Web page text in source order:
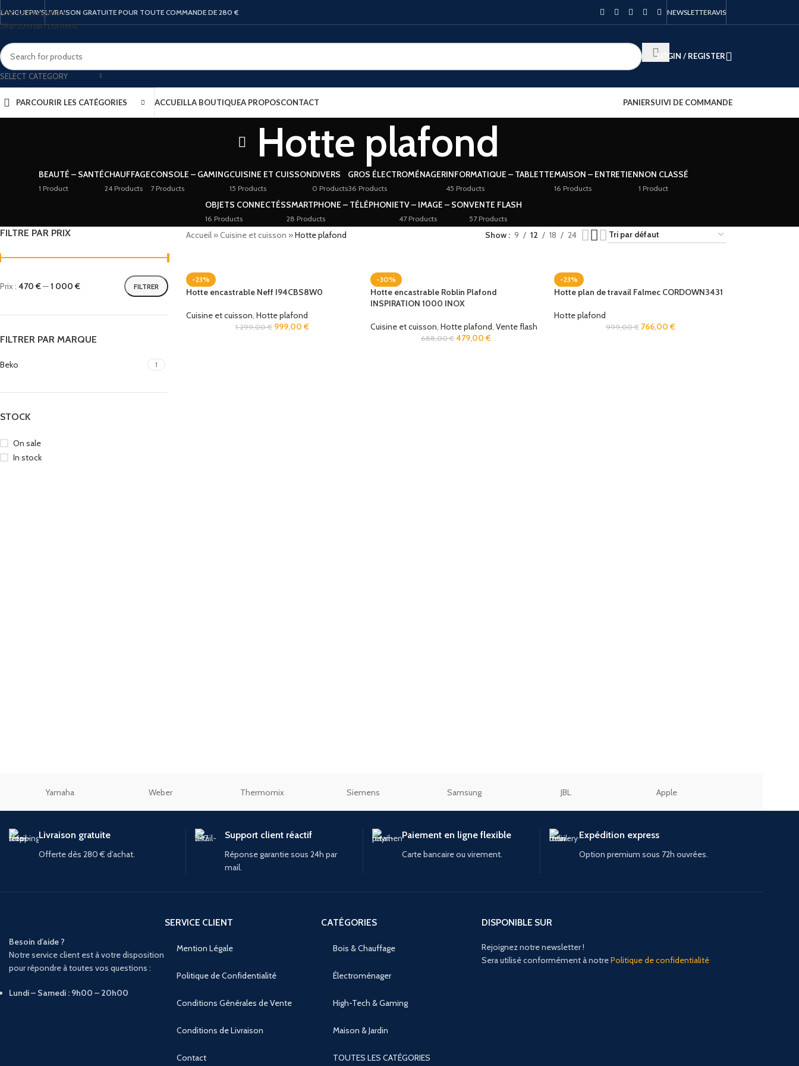
Skip to navigation
Skip to main content
LANGUEPAYSLIVRAISON GRATUITE POUR TOUTE COMMANDE DE 280 € NEWSLETTERAVIS
SELECT CATEGORY
LOGIN / REGISTER
PARCOURIR LES CATÉGORIES ACCUEILLA BOUTIQUEA PROPOSCONTACT PANIERSUIVI DE COMMANDE
Hotte plafond
BEAUTÉ – SANTÉ
1 Product
CHAUFFAGE
24 Products
CONSOLE – GAMING
7 Products
CUISINE ET CUISSON
15 Products
DIVERS
0 Products
GROS ÉLECTROMÉNAGER
36 Products
INFORMATIQUE – TABLETTE
45 Products
MAISON – ENTRETIEN
16 Products
NON CLASSÉ
1 Product
OBJETS CONNECTÉS
16 Products
SMARTPHONE – TÉLÉPHONIE
28 Products
TV – IMAGE – SON
47 Products
VENTE FLASH
57 Products
FILTRE PAR PRIX
FILTRER
Prix : 470 €—1 000 €
FILTRER PAR MARQUE
Beko 1
STOCK
On sale
In stock
Accueil»Cuisine et cuisson »Hotte plafond Show 9 12 18 24
-23%
Hotte encastrable Neff I94CBS8W0
Cuisine et cuisson, Hotte plafond
1 299,00€ 999,00 €
-30%
Hotte encastrable Roblin Plafond
INSPIRATION 1000 INOX
Cuisine et cuisson, Hotte plafond, Vente flash
688,00€ 479,00€
-23%
Hotte plan de travail Falmec CORDOWN3431
Hotte plafond
999,00€ 766,00 €
Yamaha Weber Thermomix Siemens Samsung JBL Apple
Livraison gratuite
Offerte dès 280 € d’achat.
Support client réactif
Réponse garantie sous 24h par
mail.
Paiement en ligne flexible
Carte bancaire ou virement.
Expédition express
Option premium sous 72h ouvrées.
Besoin d’aide ?
Notre service client est à votre disposition
pour répondre à toutes vos questions :
Lundi – Samedi : 9h00 – 20h00
SERVICE CLIENT
Mention Légale
Politique de Confidentialité
Conditions Générales de Vente
Conditions de Livraison
Contact
CATÉGORIES
Bois & Chauffage
Électroménager
High-Tech & Gaming
Maison & Jardin
TOUTES LES CATÉGORIES
DISPONIBLE SUR
Rejoignez notre newsletter !
Sera utilisé conformément à notrePolitique de confidentialité